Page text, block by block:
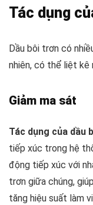
Tác dụng
Dầu bôi trơn có
nhiên, có thể liệt kê
Giảm ma sát
Tác dụng của dầu
tiếp xúc trong hệ
động tiếp xúc với
trơn giữa chúng,
tăng hiệu suất làm